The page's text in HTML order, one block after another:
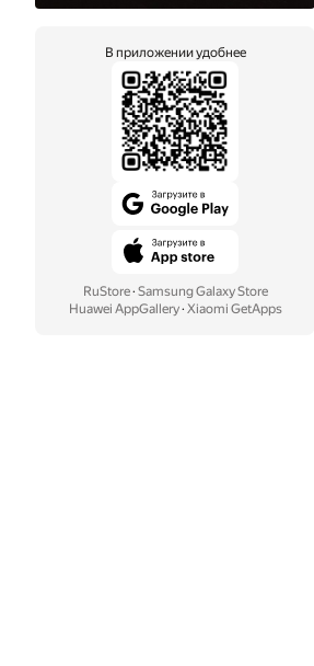
В приложении удобнее
RuStore· Samsung Galaxy Store
Huawei AppGallery· Xiaomi GetApps